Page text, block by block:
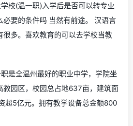
校(温一职)入学后是否可以转专业
必要的条件吗 当然有前途。 汉语言
很多。喜欢教育的可以去学校当教
是全温州最好的职业中学，学院坐
教园区，校园总占地637亩，建筑面
超5亿元。拥有教学设备总金额800